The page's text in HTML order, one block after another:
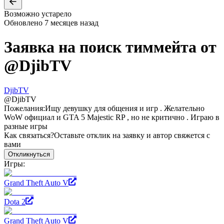
Возможно устарело
Обновлено 7 месяцев назад
Заявка на поиск тиммейта от
@DjibTV
DjibTV
@DjibTV
Пожелания:Ищу девушку для общения и игр . Желательно
WoW официал и GTA 5 Majestic RP , но не критично . Играю в
разные игры
Как связаться?Оставьте отклик на заявку и автор свяжется с
вами
Откликнуться
Игры:
Grand Theft Auto V
Dota 2
Grand Theft Auto V